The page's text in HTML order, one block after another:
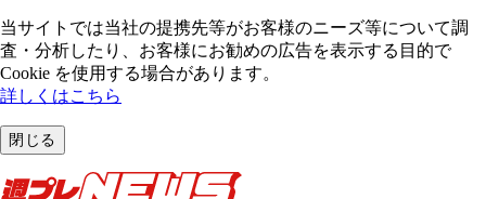
当サイトでは当社の提携先等がお客様のニーズ等について調
査・分析したり、お客様にお勧めの広告を表⽰する⽬的で
Cookie を使⽤する場合があります。
詳しくはこちら
閉じる